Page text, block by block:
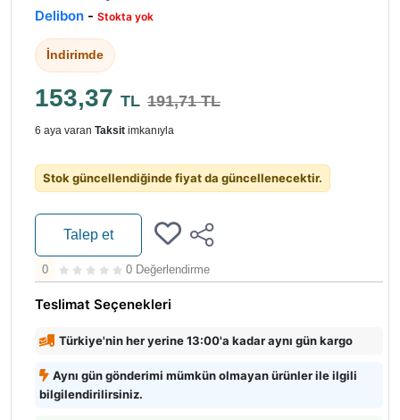
Delibon - Stokta yok
İndirimde
153,37 TL 191,71 TL
6 aya varan Taksit imkanıyla
Stok güncellendiğinde fiyat da güncellenecektir.
Talep et
0 0 Değerlendirme
Teslimat Seçenekleri
Türkiye'nin her yerine 13:00'a kadar aynı gün kargo
Aynı gün gönderimi mümkün olmayan ürünler ile ilgili
bilgilendirilirsiniz.